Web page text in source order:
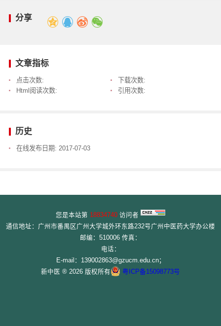
分享
文章指标
点击次数:
下载次数:
Html阅读次数:
引用次数:
历史
在线发布日期: 2017-07-03
您是本站第 18834740 访问者
通信地址：广州市番禺区广州大学城外环东路232号广州中医药大学办公楼
邮编：510006 传真：
电话：
E-mail：139002863@gzucm.edu.cn；
新中医 ® 2026 版权所有
粤ICP备15098773号